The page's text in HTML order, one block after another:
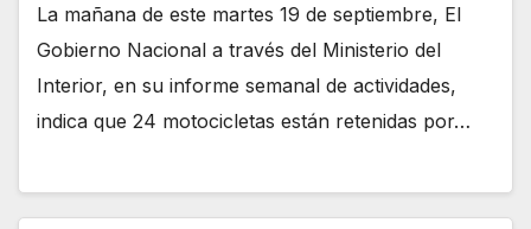
La mañana de este martes 19 de septiembre, El
Gobierno Nacional a través del Ministerio del
Interior, en su informe semanal de actividades,
indica que 24 motocicletas están retenidas por…